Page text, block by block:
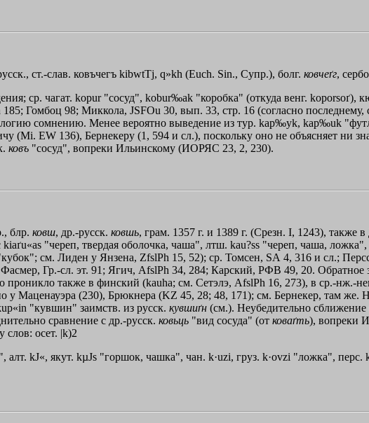
ст.-слав. ковъчегъ kibwtТj, q»kh (Еuсh. Sin., Супр.), болг. ковчеґг,
ср. чагат. kорur "сосуд", kobur‰ak "коробка" (откуда венг.
185; Гомбоц 98; Миккола, JSFOu 30, вып. 33, стр. 16 (согласно
сомнению. Менее вероятно выведение из тур. kар‰уk, kар‰uk
(Мi. ЕW 136), Бернекеру (1, 594 и сл.), поскольку оно не объясняет ни
ковъ "сосуд", вопреки Ильинскому (ИОРЯС 23, 2, 230).
блр. ковш, др.-русск. ковшь, грам. 1357 г. и 1389 г. (Срезн. I, 1243), также
"череп, твердая оболочка, чаша", лтш. kau?ss "череп, чаша,
см. Лиден у Янзена, ZfslPh 15, 52); ср. Томсен, SА 4, 316 и сл.;
Гр.-сл. эт. 91; Ягич, AfslPh 34, 284; Карский, РФВ 49, 20. Обратное
проникло также в финский (kauha; см. Сетэлэ, AfslPh 16, 273), в ср.-нж.-
у Маценауэра (230), Брюкнера (KZ 45, 28; 48, 171); см. Бернекер, там
"кувшин" заимств. из русск. кувшиґн (см.). Неубедительно сближение
сравнение с др.-русск. ковьць "вид сосуда" (от коваґть), вопреки
осет. |k)2
алт. kЈ«, якут. kµЈs "горшок, чашка", чан. k·uzi, груз. k·ovzi "ложка",